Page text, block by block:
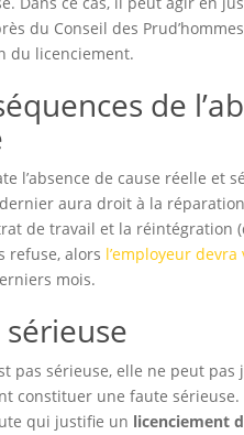
du Conseil des
du licenciement.
de
l’absence de cause réelle
dernier aura droit à la
de travail et la réintégration
refuse, alors l’employeur
mois.
pas sérieuse, elle ne peut
constituer une faute sérieuse.
qui justifie un licenciement